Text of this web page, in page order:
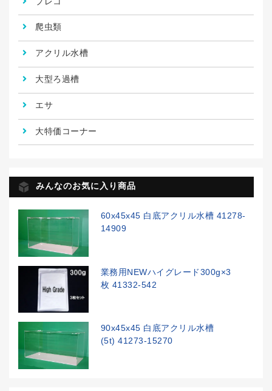
爬虫類
アクリル水槽
大型ろ過槽
エサ
大特価コーナー
みんなのお気に入り商品
60x45x45 白底アクリル水槽 41278-
14909
業務用NEWハイグレード300g×3
枚 41332-542
90x45x45 白底アクリル水槽
(5t) 41273-15270